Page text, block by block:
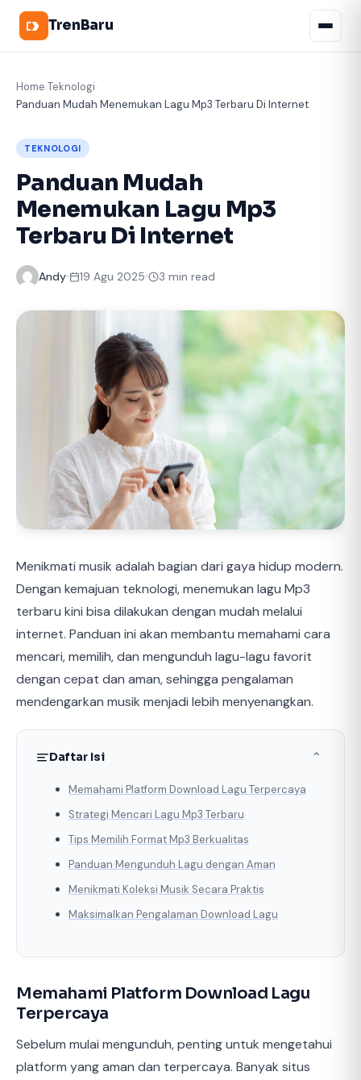
TrenBaru
Home Teknologi
Panduan Mudah Menemukan Lagu Mp3 Terbaru Di Internet
TEKNOLOGI
Panduan Mudah
Menemukan Lagu Mp3
Terbaru Di Internet
Andy 19 Agu 2025 3 min read
Menikmati musik adalah bagian dari gaya hidup modern.
Dengan kemajuan teknologi, menemukan lagu Mp3
terbaru kini bisa dilakukan dengan mudah melalui
internet. Panduan ini akan membantu memahami cara
mencari, memilih, dan mengunduh lagu-lagu favorit
dengan cepat dan aman, sehingga pengalaman
mendengarkan musik menjadi lebih menyenangkan.
Daftar Isi ⌃
Memahami Platform Download Lagu Terpercaya
Strategi Mencari Lagu Mp3 Terbaru
Tips Memilih Format Mp3 Berkualitas
Panduan Mengunduh Lagu dengan Aman
Menikmati Koleksi Musik Secara Praktis
Maksimalkan Pengalaman Download Lagu
Memahami Platform Download Lagu
Terpercaya
Sebelum mulai mengunduh, penting untuk mengetahui
platform yang aman dan terpercaya. Banyak situs